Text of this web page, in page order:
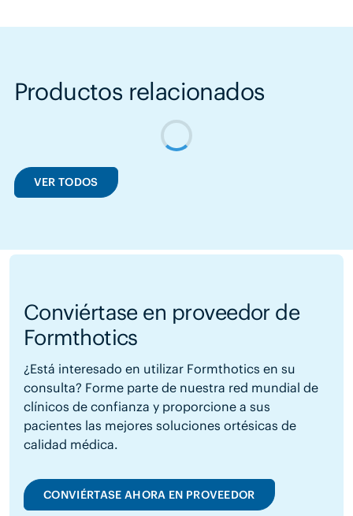
Productos relacionados
VER TODOS
Conviértase en proveedor de
Formthotics
¿Está interesado en utilizar Formthotics en su
consulta? Forme parte de nuestra red mundial de
clínicos de confianza y proporcione a sus
pacientes las mejores soluciones ortésicas de
calidad médica.
CONVIÉRTASE AHORA EN PROVEEDOR